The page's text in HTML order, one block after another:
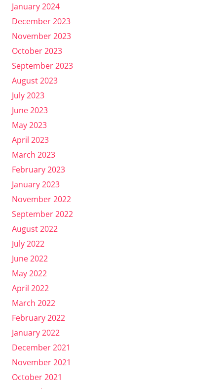
January 2024
December 2023
November 2023
October 2023
September 2023
August 2023
July 2023
June 2023
May 2023
April 2023
March 2023
February 2023
January 2023
November 2022
September 2022
August 2022
July 2022
June 2022
May 2022
April 2022
March 2022
February 2022
January 2022
December 2021
November 2021
October 2021